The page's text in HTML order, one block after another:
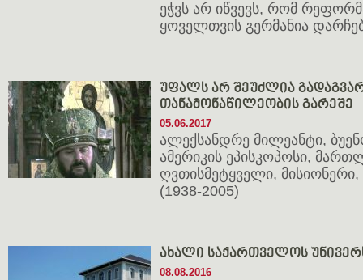
ეჭვს არ იწვევს, რომ
ყოველთვის გერმანია
უფალს არ შეუძლია
თანამონაწილეობის გარეშე
05.06.2017
ალექსანდრე მილეანტი,
ამერიკის ეპისკოპოსი,
ღვთისმეტყველი,
(1938-2005)
ახალი საქართველოს
08.08.2016